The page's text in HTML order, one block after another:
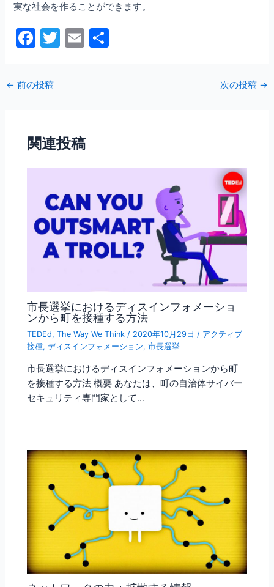
実な社会を作ることができます。
F
c
e
o
o
k
T
E
← 前の投稿 次の投稿 →
関連投稿
市長選挙におけるディスインフォメーショ
ンから町を接種する方法
TEDEd,The Way We Think / 2020年10月29日 / アクティブ
接種,ディスインフォメーション,市長選挙
市長選挙におけるディスインフォメーションから町
を接種する方法 概要 あなたは、町の自治体サイバー
セキュリティ専門家として…